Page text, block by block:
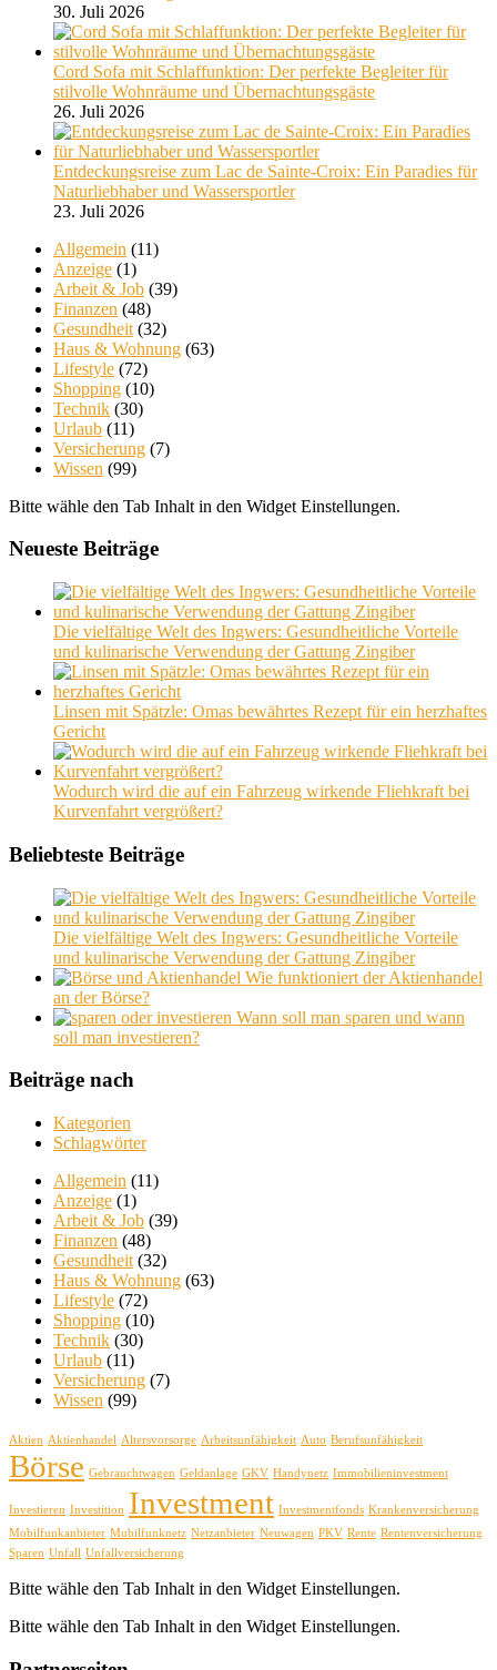
30. Juli 2026
Cord Sofa mit Schlaffunktion: Der perfekte Begleiter für
stilvolle Wohnräume und Übernachtungsgäste
26. Juli 2026
Entdeckungsreise zum Lac de Sainte-Croix: Ein Paradies für
Naturliebhaber und Wassersportler
23. Juli 2026
Allgemein (11)
Anzeige (1)
Arbeit & Job (39)
Finanzen (48)
Gesundheit (32)
Haus & Wohnung (63)
Lifestyle (72)
Shopping (10)
Technik (30)
Urlaub (11)
Versicherung (7)
Wissen (99)
Bitte wähle den Tab Inhalt in den Widget Einstellungen.
Neueste Beiträge
Die vielfältige Welt des Ingwers: Gesundheitliche Vorteile
und kulinarische Verwendung der Gattung Zingiber
Linsen mit Spätzle: Omas bewährtes Rezept für ein herzhaftes
Gericht
Wodurch wird die auf ein Fahrzeug wirkende Fliehkraft bei
Kurvenfahrt vergrößert?
Beliebteste Beiträge
Die vielfältige Welt des Ingwers: Gesundheitliche Vorteile
und kulinarische Verwendung der Gattung Zingiber
Wie funktioniert der Aktienhandel
an der Börse?
Wann soll man sparen und wann
soll man investieren?
Beiträge nach
Kategorien
Schlagwörter
Allgemein (11)
Anzeige (1)
Arbeit & Job (39)
Finanzen (48)
Gesundheit (32)
Haus & Wohnung (63)
Lifestyle (72)
Shopping (10)
Technik (30)
Urlaub (11)
Versicherung (7)
Wissen (99)
Aktien Aktienhandel Altersvorsorge Arbeitsunfähigkeit Auto Berufsunfähigkeit
Börse Gebrauchtwagen Geldanlage GKV Handynetz Immobilieninvestment
Investieren Investition Investment Investmentfonds Krankenversicherung
Mobilfunkanbieter Mubilfunknetz Netzanbieter Neuwagen PKV Rente Rentenversicherung
Sparen Unfall Unfallversicherung
Bitte wähle den Tab Inhalt in den Widget Einstellungen.
Bitte wähle den Tab Inhalt in den Widget Einstellungen.